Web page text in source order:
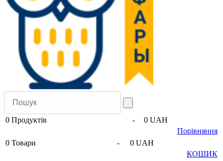
0 Продуктів -
0 UAH
Порівняння
0 Товари -
0 UAH
КОШИК